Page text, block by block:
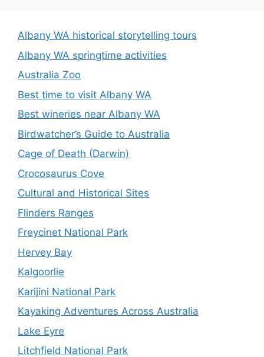
Albany WA historical storytelling tours
Albany WA springtime activities
Australia Zoo
Best time to visit Albany WA
Best wineries near Albany WA
Birdwatcher’s Guide to Australia
Cage of Death (Darwin)
Crocosaurus Cove
Cultural and Historical Sites
Flinders Ranges
Freycinet National Park
Hervey Bay
Kalgoorlie
Karijini National Park
Kayaking Adventures Across Australia
Lake Eyre
Litchfield National Park